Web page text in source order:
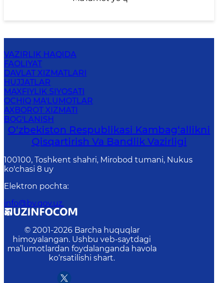
VAZIRLIK HAQIDA
FAOLIYAT
DAVLAT XIZMATLARI
HUJJATLAR
MAXFIYLIK SIYOSATI
OCHIQ MA'LUMOTLAR
AXBOROT XIZMATI
BOG'LANISH
O‘zbekiston Respublikasi Kambag‘allikni
Qisqartirish Va Bandlik Vazirligi
100100, Toshkent shahri, Mirobod tumani, Nukus
ko'chasi 8 uy
Elektron pochta:
info@bv.gov.uz.
© 2001-2026 Barcha huquqlar
himoyalangan. Ushbu veb-saytdagi
ma’lumotlardan foydalanganda havola
ko‘rsatilishi shart.